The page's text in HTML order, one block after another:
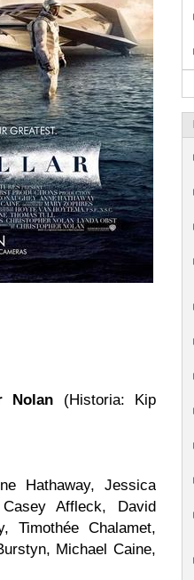
Nolan (Historia: Kip
Hathaway, Jessica
Affleck, David
Timothée Chalamet,
Michael Caine,